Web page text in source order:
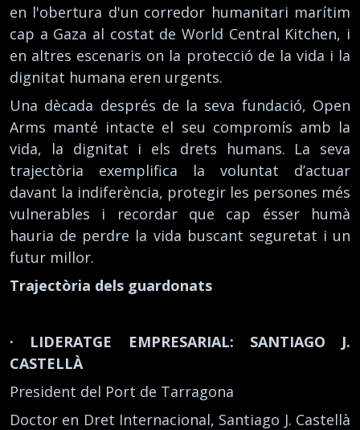
en l'obertura d'un corredor humanitari marítim
cap a Gaza al costat de World Central Kitchen, i
en altres escenaris on la protecció de la vida i la
dignitat humana eren urgents.
Una dècada després de la seva fundació, Open
Arms manté intacte el seu compromís amb la
vida, la dignitat i els drets humans. La seva
trajectòria exemplifica la voluntat d’actuar
davant la indiferència, protegir les persones més
vulnerables i recordar que cap ésser humà
hauria de perdre la vida buscant seguretat i un
futur millor.
Trajectòria dels guardonats
· LIDERATGE EMPRESARIAL: SANTIAGO J.
CASTELLÀ
President del Port de Tarragona
Doctor en Dret Internacional, Santiago J. Castellà